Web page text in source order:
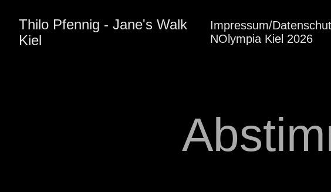
Thilo Pfennig - Jane's Walk
Kiel
Impressum/
NOlympia Kiel 2026